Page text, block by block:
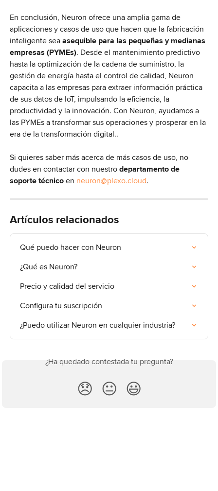
En conclusión, Neuron ofrece una amplia gama de
aplicaciones y casos de uso que hacen que la fabricación
inteligente sea asequible para las pequeñas y medianas
empresas (PYMEs). Desde el mantenimiento predictivo
hasta la optimización de la cadena de suministro, la
gestión de energía hasta el control de calidad, Neuron
capacita a las empresas para extraer información práctica
de sus datos de IoT, impulsando la eficiencia, la
productividad y la innovación. Con Neuron, ayudamos a
las PYMEs a transformar sus operaciones y prosperar en la
era de la transformación digital..
Si quieres saber más acerca de más casos de uso, no
dudes en contactar con nuestro departamento de
soporte técnico en neuron@plexo.cloud.
Artículos relacionados
Qué puedo hacer con Neuron
¿Qué es Neuron?
Precio y calidad del servicio
Configura tu suscripción
¿Puedo utilizar Neuron en cualquier industria?
¿Ha quedado contestada tu pregunta?
😞 😐 😃